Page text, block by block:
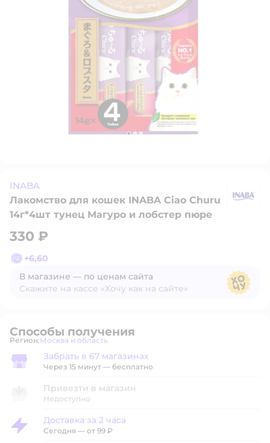
INABA
Лакомство для кошек INABA Ciao Churu
14г*4шт тунец Магуро и лобстер пюре
330 ₽
+6,60
В магазине — по ценам сайта
Скажите на кассе «Хочу как на сайте»
Способы получения
Регион: Выбор адреса доставки.
Москва и область
Забрать в магазине
Забрать в 67 магазинах
Через 15 минут — бесплатно
Привезти в магазин
Недоступно
Доставка за 2 часа
Доставка за 2 часа
Сегодня — от 99 ₽